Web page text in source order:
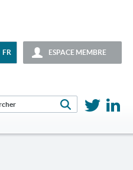
ESPACE MEMBRE
FR